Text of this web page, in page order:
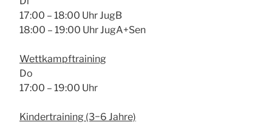
17:00 – 18:00 Uhr JugB
18:00 – 19:00 Uhr JugA+Sen
Wett­kampf­trai­ning
Do
17:00 – 19:00 Uhr
Kin­der­trai­ning (3−6 Jah­re)